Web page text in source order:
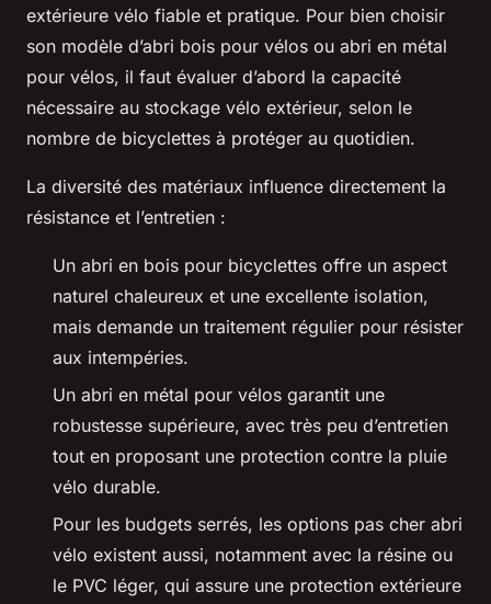
extérieure vélo fiable et pratique. Pour bien choisir
son modèle d’abri bois pour vélos ou abri en métal
pour vélos, il faut évaluer d’abord la capacité
nécessaire au stockage vélo extérieur, selon le
nombre de bicyclettes à protéger au quotidien.
La diversité des matériaux influence directement la
résistance et l’entretien :
Un abri en bois pour bicyclettes offre un aspect
naturel chaleureux et une excellente isolation,
mais demande un traitement régulier pour résister
aux intempéries.
Un abri en métal pour vélos garantit une
robustesse supérieure, avec très peu d’entretien
tout en proposant une protection contre la pluie
vélo durable.
Pour les budgets serrés, les options pas cher abri
vélo existent aussi, notamment avec la résine ou
le PVC léger, qui assure une protection extérieure